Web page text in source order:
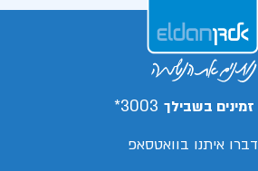
זמינים בשבילך 3003*
דברו איתנו בוואטסאפ